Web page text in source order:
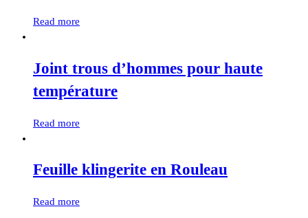
Read more
Joint trous d’hommes pour haute
température
Read more
Feuille klingerite en Rouleau
Read more